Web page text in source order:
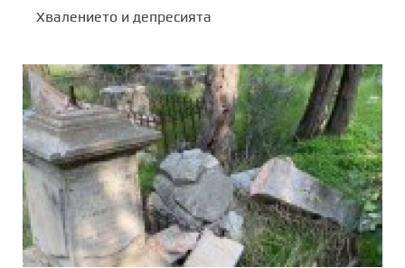
Хвалението и депресията